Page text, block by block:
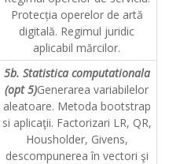
Protecția operelor de artă
digitală. Regimul juridic
aplicabil mărcilor.
5b. Statistica computationala
(opt 5)Generarea variabilelor
aleatoare. Metoda bootstrap
si aplicaţii. Factorizari LR, QR,
Housholder, Givens,
descompunerea în vectori şi